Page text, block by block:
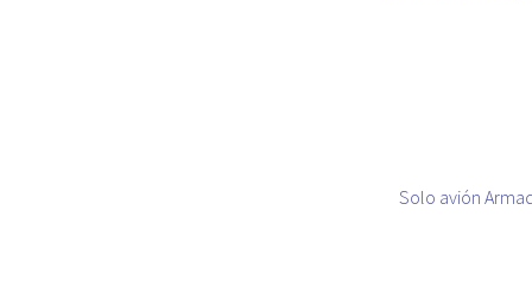
Solo avión